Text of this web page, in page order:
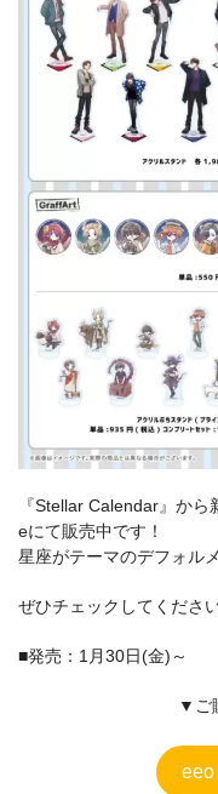
『Stellar Calendar』か
eにて販売中です！
星座がテーマのデフォル
ぜひチェックしてくださ
■発売：1月30日(金)～
▼ご
eeo